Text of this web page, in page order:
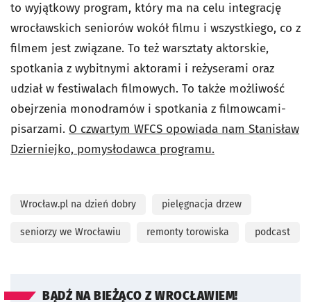
to wyjątkowy program, który ma na celu integrację
wrocławskich seniorów wokół filmu i wszystkiego, co z
filmem jest związane. To też warsztaty aktorskie,
spotkania z wybitnymi aktorami i reżyserami oraz
udział w festiwalach filmowych. To także możliwość
obejrzenia monodramów i spotkania z filmowcami-
pisarzami. O czwartym WFCS opowiada nam Stanisław
Dzierniejko, pomysłodawca programu.
Wrocław.pl na dzień dobry pielęgnacja drzew
seniorzy we Wrocławiu remonty torowiska podcast
BĄDŹ NA BIEŻĄCO Z WROCŁAWIEM!